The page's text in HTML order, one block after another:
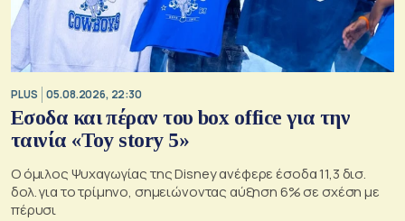
PLUS 05.08.2026, 22:30
Εσοδα και πέραν του box office για την
ταινία «Toy story 5»
Ο όμιλος Ψυχαγωγίας της Disney ανέφερε έσοδα 11,3 δισ.
δολ. για το τρίμηνο, σημειώνοντας αύξηση 6% σε σχέση με
πέρυσι